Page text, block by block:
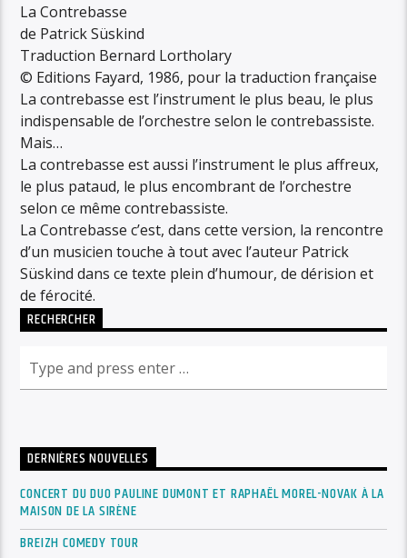
La Contrebasse
de Patrick Süskind
Traduction Bernard Lortholary
© Editions Fayard, 1986, pour la traduction française
La contrebasse est l’instrument le plus beau, le plus
indispensable de l’orchestre selon le contrebassiste.
Mais…
La contrebasse est aussi l’instrument le plus affreux,
le plus pataud, le plus encombrant de l’orchestre
selon ce même contrebassiste.
La Contrebasse c’est, dans cette version, la rencontre
d’un musicien touche à tout avec l’auteur Patrick
Süskind dans ce texte plein d’humour, de dérision et
de férocité.
RECHERCHER
DERNIÈRES NOUVELLES
CONCERT DU DUO PAULINE DUMONT ET RAPHAËL MOREL-NOVAK À LA
MAISON DE LA SIRÈNE
BREIZH COMEDY TOUR